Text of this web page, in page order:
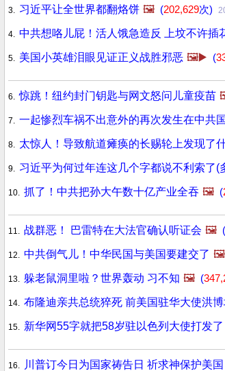
3. 习近平让全世界都翻烙饼 🖼️ (202,629次)
4. 中共想咯儿屁！活人饿急造反 上坟不许插
5. 美国小英雄泪眼见证正义战胜邪恶 🖼️▶️ (
6.惊跳！纽约封门钥匙与网文怒问儿童疫苗
7. 一起惨烈车祸不出意外的再次发生在中共国
8. 太惊人！导致航道瘫痪的长赐轮上发现了
9. 习近平为何过年连这几个字都说不利索了(
10. 抓了！中共把孙大午数十亿产业全吞 🖼️ (
11. 战群恶！ 巴雷特在大法官确认听证会 🖼️ (
12. 中共倒气儿！中华民国与美国要建交了
13. 躲老鼠洞里啦？世界轰动 习不知 🖼️ (
14. 布隆迪亲共总统猝死 前美国驻华大使洪
15. 新华网55字就把58岁驻以色列大使打发了
16. 川普订今日为国家祷告日 祈求神保护美国